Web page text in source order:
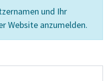
und Ihr
Website anzumelden.